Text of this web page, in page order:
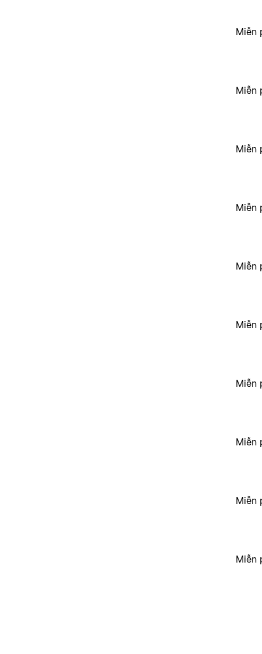
Miễn
Miễn
Miễn
Miễn
Miễn
Miễn
Miễn
Miễn
Miễn
Miễn